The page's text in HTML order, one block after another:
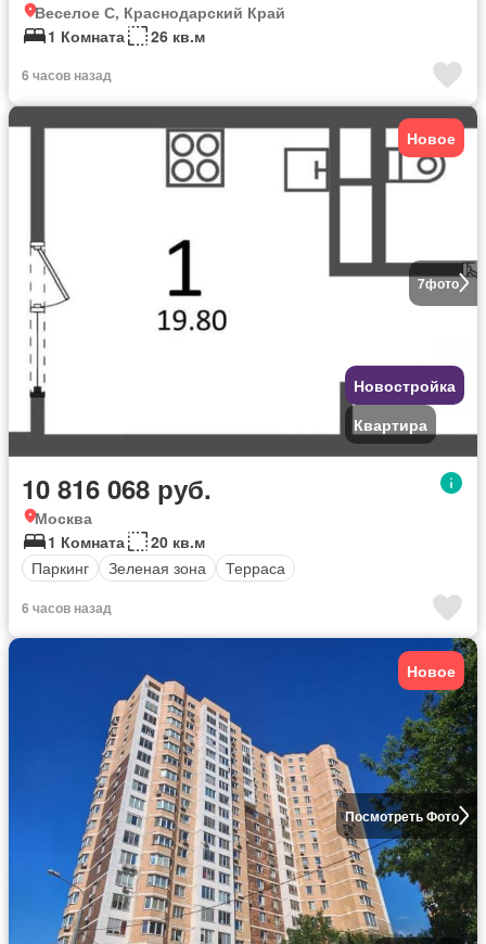
Веселое С, Краснодарский Край
1 Комната
26 кв.м
6 часов назад
7фото
Новое
Новостройка
Квартира
10 816 068 руб.
Москва
1 Комната
20 кв.м
Паркинг
Зеленая зона Терраса
6 часов назад
Посмотреть Фото
Новое